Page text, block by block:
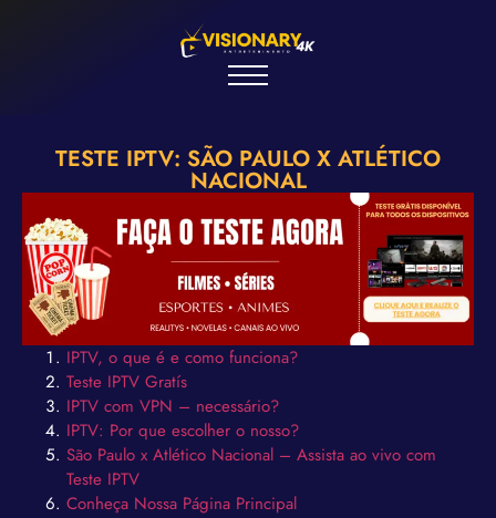
TESTE IPTV: SÃO PAULO X ATLÉTICO
NACIONAL
IPTV, o que é e como funciona?
Teste IPTV Gratís
IPTV com VPN – necessário?
IPTV: Por que escolher o nosso?
São Paulo x Atlético Nacional – Assista ao vivo com
Teste IPTV
Conheça Nossa Página Principal